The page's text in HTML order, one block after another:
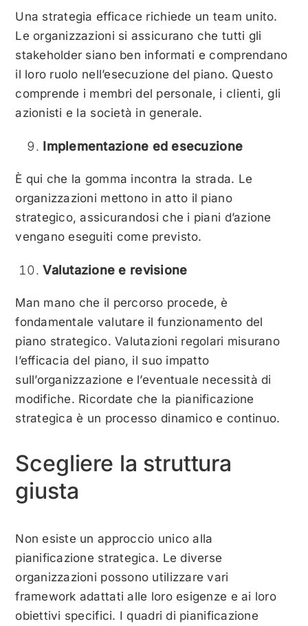
Una strategia efficace richiede un team unito.
Le organizzazioni si assicurano che tutti gli
stakeholder siano ben informati e comprendano
il loro ruolo nell’esecuzione del piano. Questo
comprende i membri del personale, i clienti, gli
azionisti e la società in generale.
Implementazione ed esecuzione
È qui che la gomma incontra la strada. Le
organizzazioni mettono in atto il piano
strategico, assicurandosi che i piani d’azione
vengano eseguiti come previsto.
Valutazione e revisione
Man mano che il percorso procede, è
fondamentale valutare il funzionamento del
piano strategico. Valutazioni regolari misurano
l’efficacia del piano, il suo impatto
sull’organizzazione e l’eventuale necessità di
modifiche. Ricordate che la pianificazione
strategica è un processo dinamico e continuo.
Scegliere la struttura
giusta
Non esiste un approccio unico alla
pianificazione strategica. Le diverse
organizzazioni possono utilizzare vari
framework adattati alle loro esigenze e ai loro
obiettivi specifici. I quadri di pianificazione